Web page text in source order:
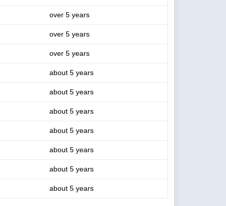
over 5 years
over 5 years
over 5 years
about 5 years
about 5 years
about 5 years
about 5 years
about 5 years
about 5 years
about 5 years